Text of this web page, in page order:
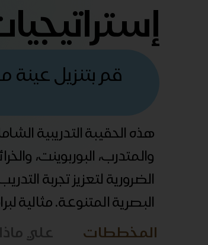
قم بتنزيل عينة
هذه الحقيبة التدريبية
والمتدرب، البوربوينت،
الضرورية لتعزيز تجربة
البصرية المتنوعة. مثالية
المخططات علي